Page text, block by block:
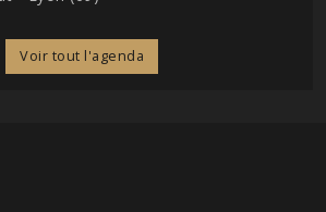
Voir tout l'agenda